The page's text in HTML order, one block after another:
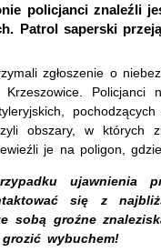
policjanci znaleźli
Patrol saperski
zgłoszenie o
Policjanci
obszary, w których
je na poligon,
ujawnienia
się z
sobą groźne
wybuchem!